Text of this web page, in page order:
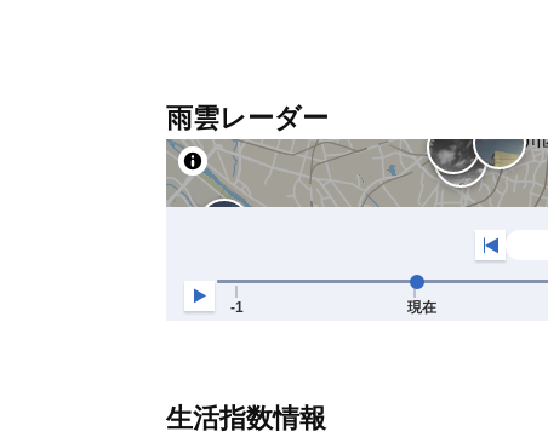
雨雲レーダー
生活指数情報